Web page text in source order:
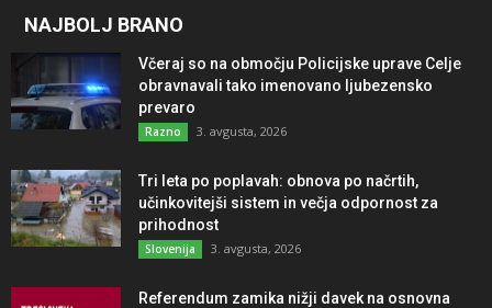
NAJBOLJ BRANO
Včeraj so na območju Policijske uprave Celje
obravnavali tako imenovano ljubezensko
prevaro
Razno 3. avgusta, 2026
Tri leta po poplavah: obnova po načrtih,
učinkovitejši sistem in večja odpornost za
prihodnost
Slovenija 3. avgusta, 2026
Referendum zamika nižji davek na osnovna